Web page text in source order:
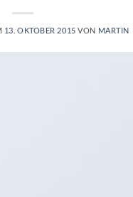
13. OKTOBER 2015 VON MARTIN